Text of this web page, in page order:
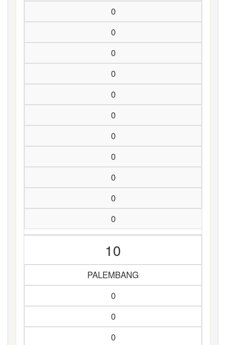
0
0
0
0
0
0
0
0
0
0
0
10
PALEMBANG
0
0
0